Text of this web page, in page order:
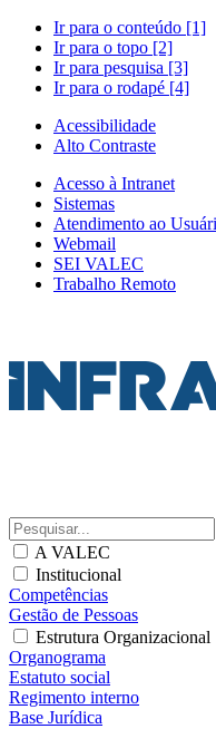
Ir para o conteúdo [1]
Ir para o topo [2]
Ir para pesquisa [3]
Ir para o rodapé [4]
Acessibilidade
Alto Contraste
Acesso à Intranet
Sistemas
Atendimento ao
Webmail
SEI VALEC
Trabalho Remoto
A VALEC
Institucional
Competências
Gestão de Pessoas
Estrutura Organizacional
Organograma
Estatuto social
Regimento interno
Base Jurídica